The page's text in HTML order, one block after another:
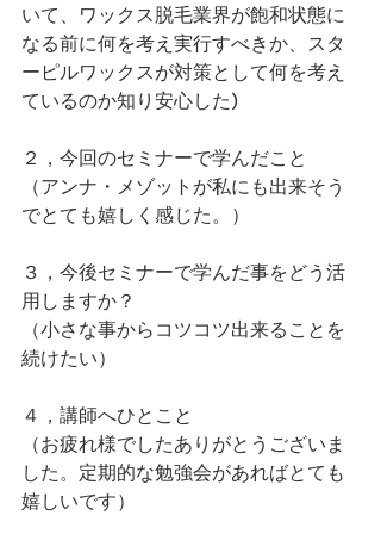
いて、ワックス脱毛業界が飽和状態に
なる前に何を考え実行すべきか、スタ
ーピルワックスが対策として何を考え
ているのか知り安心した)
２，今回のセミナーで学んだこと
（アンナ・メゾットが私にも出来そう
でとても嬉しく感じた。）
３，今後セミナーで学んだ事をどう活
用しますか？
（小さな事からコツコツ出来ることを
続けたい）
４，講師へひとこと
（お疲れ様でしたありがとうございま
した。定期的な勉強会があればとても
嬉しいです）